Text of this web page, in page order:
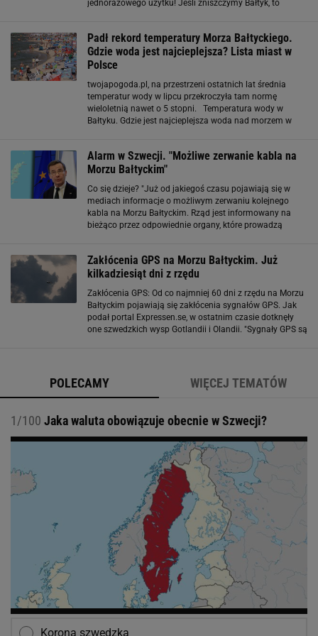
jednorazowego użytku! Jeśli zniszczymy Bałtyk, to
Padł rekord temperatury Morza Bałtyckiego.
Gdzie woda jest najcieplejsza? Lista miast w
Polsce
twojapogoda.pl, na przestrzeni ostatnich lat średnia
temperatur wody w lipcu przekroczyła tam normę
wieloletnią nawet o 5 stopni. Temperatura wody w
Bałtyku. Gdzie jest najcieplejsza woda nad morzem w
Alarm w Szwecji. "Możliwe zerwanie kabla na
Morzu Bałtyckim"
Co się dzieje? "Już od jakiegoś czasu pojawiają się w
mediach informacje o możliwym zerwaniu kolejnego
kabla na Morzu Bałtyckim. Rząd jest informowany na
bieżąco przez odpowiednie organy, które prowadzą
Zakłócenia GPS na Morzu Bałtyckim. Już
kilkadziesiąt dni z rzędu
Zakłócenia GPS: Od co najmniej 60 dni z rzędu na Morzu
Bałtyckim pojawiają się zakłócenia sygnałów GPS. Jak
podał portal Expressen.se, w ostatnim czasie dotknęły
one szwedzkich wysp Gotlandii i Olandii. "Sygnały GPS są
POLECAMY WIĘCEJ TEMATÓW
1/100 Jaka waluta obowiązuje obecnie w Szwecji?
Korona szwedzka